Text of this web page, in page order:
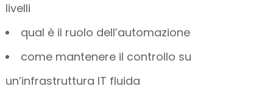
livelli
qual è il ruolo dell’automazione
come mantenere il controllo su
un’infrastruttura IT fluida